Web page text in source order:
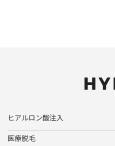
ヒアルロン酸注入
医療脱毛